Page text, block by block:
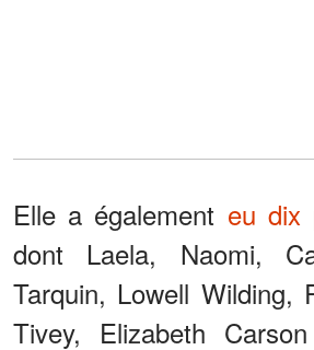
Elle a également eu dix
dont Laela, Naomi,
Tarquin, Lowell Wilding,
Tivey, Elizabeth